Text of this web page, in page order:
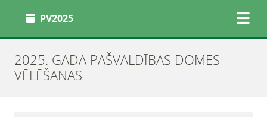
PV2025
2025. GADA PAŠVALDĪBAS DOMES
VĒLĒŠANAS